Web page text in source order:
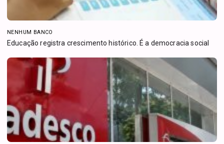
NENHUM BANCO
Educação registra crescimento histórico. É a democracia social